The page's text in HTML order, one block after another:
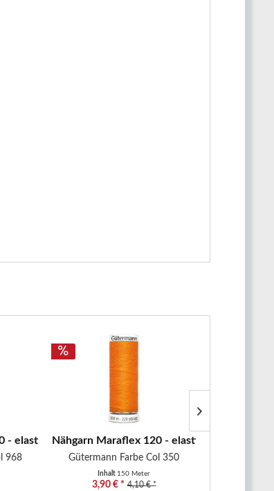
- elastisches Nähgarn -...
968
Nähgarn Maraflex 120 - elastisches Nähgarn
Gütermann Farbe Col 350
Inhalt 150 Meter
3,90 € * 4,10 € *